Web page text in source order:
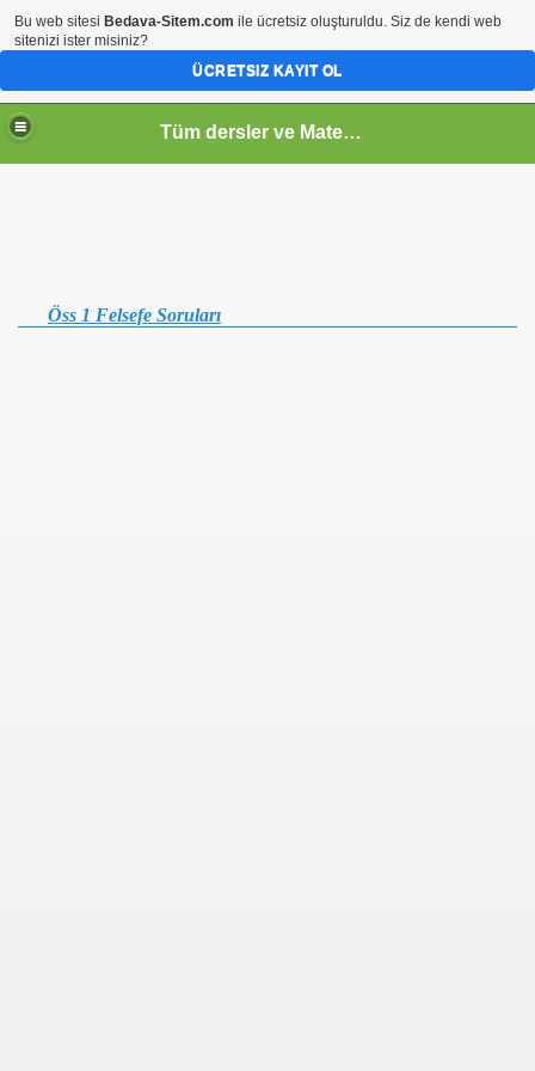
Tüm dersler ve Matematik
Öss 1 Felsefe Soruları
Bu web sitesi Bedava-Sitem.com ile ücretsiz oluşturuldu. Siz de kendi web
sitenizi ister misiniz?
ÜCRETSIZ KAYIT OL